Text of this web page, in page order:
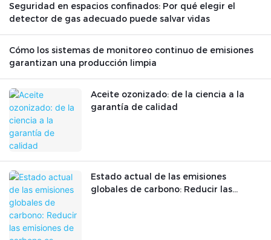
Seguridad en espacios confinados: Por qué elegir el
detector de gas adecuado puede salvar vidas
Cómo los sistemas de monitoreo continuo de emisiones
garantizan una producción limpia
Aceite ozonizado: de la ciencia a la
garantía de calidad
Estado actual de las emisiones
globales de carbono: Reducir las